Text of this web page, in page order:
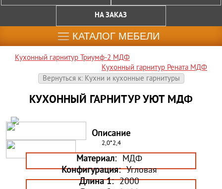
НА ЗАКАЗ
КАТАЛОГ МЕБЕЛИ
Кухонный гарнитур Триумф-2 МДФ
Кухонный гарнитур Рената МДФ
Вернуться к: Кухни и кухонные гарнитуры
КУХОННЫЙ ГАРНИТУР УЮТ МДФ
Описание
2,0*2,4
Материал: МДФ
Конфигурация: Угловая
Длина 1: 2000